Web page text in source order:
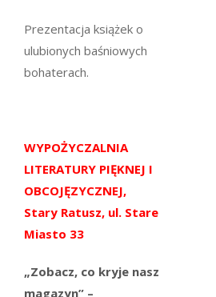
Prezentacja książek o
ulubionych baśniowych
bohaterach.
WYPOŻYCZALNIA
LITERATURY PIĘKNEJ I
OBCOJĘZYCZNEJ,
Stary Ratusz, ul. Stare
Miasto 33
„Zobacz, co kryje nasz
magazyn” –